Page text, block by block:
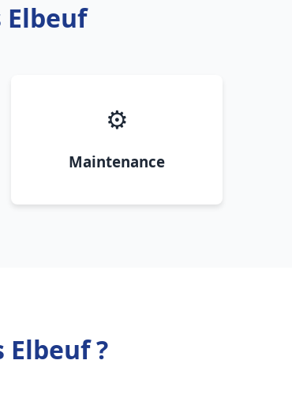
Elbeuf
⚙️
Maintenance
?